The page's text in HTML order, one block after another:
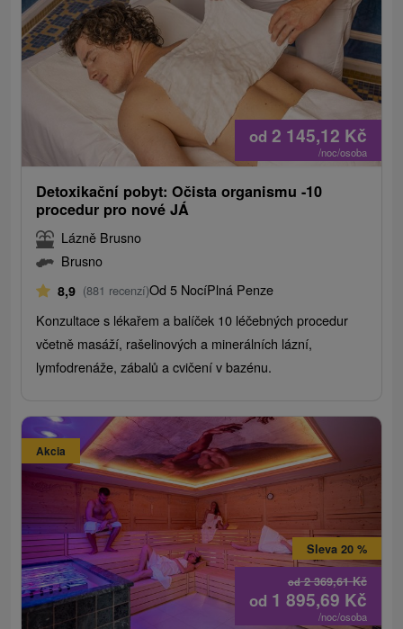
od 2 145,12 Kč
/noc/osoba
Detoxikační pobyt: Očista organismu -10
procedur pro nové JÁ
Lázně Brusno
Brusno
8,9 (881 recenzí)Od 5 NocíPlná Penze
Konzultace s lékařem a balíček 10 léčebných procedur
včetně masáží, rašelinových a minerálních lázní,
lymfodrenáže, zábalů a cvičení v bazénu.
Akcia
od2 369,61Kč
Sleva 20 %
od 1 895,69 Kč
/noc/osoba